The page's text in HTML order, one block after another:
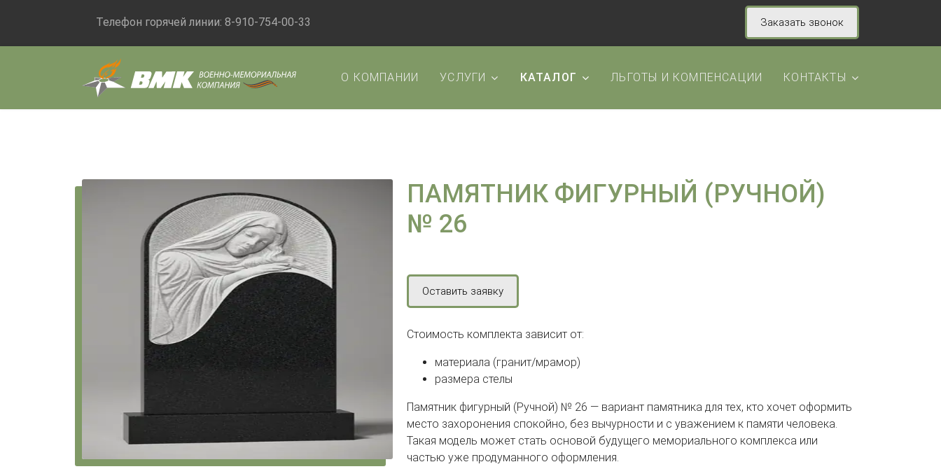
Телефон горячей линии: 8-910-754-00-33 Заказать звонок
О КОМПАНИИ УСЛУГИ КАТАЛОГ ЛЬГОТЫ И КОМПЕНСАЦИИ КОНТАКТЫ
ПАМЯТНИК ФИГУРНЫЙ (РУЧНОЙ)
№ 26
Оставить заявку
Стоимость комплекта зависит от:
материала (гранит/мрамор)
размера стелы
Памятник фигурный (Ручной) № 26 — вариант памятника для тех, кто хочет оформить
место захоронения спокойно, без вычурности и с уважением к памяти человека.
Такая модель может стать основой будущего мемориального комплекса или
частью уже продуманного оформления.